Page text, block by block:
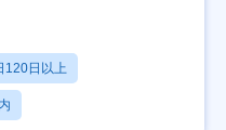
120日以上